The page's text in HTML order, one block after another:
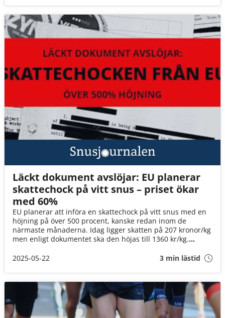
Läckt dokument avslöjar: EU planerar
skattechock på vitt snus – priset ökar
med 60%
EU planerar att införa en skattechock på vitt snus med en
höjning på över 500 procent, kanske redan inom de
närmaste månaderna. Idag ligger skatten på 207 kronor/kg
men enligt dokumentet ska den höjas till 1360 kr/kg.
över 60 procent. Informationen kommer från ett hemligt
väljer Snusbolaget att publicera dokumentet i sin helhet.
2025-05-22 3 min lästid